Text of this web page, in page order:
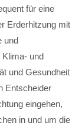
für eine
Erderhitzung mit
und
und
und Gesundheit
Entscheider
eingehen,
in und um die